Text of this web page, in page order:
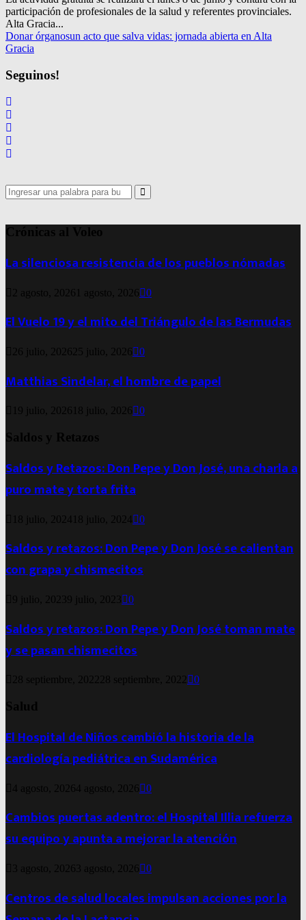
participación de profesionales de la salud y referentes provinciales.
Alta Gracia...
Donar órganosun acto que salva vidas: jornada abierta en Alta
Gracia
Seguinos!
Search
for:
Search
Crónicas al Voleo
La silenciosa resistencia de los pueblos nómadas
2 agosto, 2026 1 agosto, 2026 0
El Vuelo 19 y el mito del Triángulo de las Bermudas
26 julio, 2026 25 julio, 2026 0
Matthias Sindelar, el hombre de papel
19 julio, 2026 18 julio, 2026 0
Saldos y Retazos
Saldos y Retazos: Don Pepe y Don José, una charla a
puro mate y torta frita
18 julio, 2024 18 julio, 2024 0
Saldos y retazos: Don Pepe y Don José se calientan
con grapa y chismecitos
9 julio, 20239 julio, 2023 0
Saldos y retazos: Don Pepe y Don José toman mate
y se pasan chismecitos
28 septiembre, 202228 septiembre, 2022 0
Salud
El Hospital de Niños cambió la historia de la
cardiología pediátrica en Sudamérica
4 agosto, 20264 agosto, 2026 0
Cambios puertas adentro: el Hospital Illia refuerza
su equipo y apunta a mejorar la atención
3 agosto, 2026 3 agosto, 2026 0
Centros de salud locales impulsan acciones por la